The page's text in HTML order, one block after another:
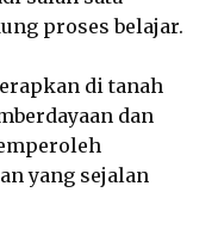
proses belajar.
di tanah
dan
yang sejalan